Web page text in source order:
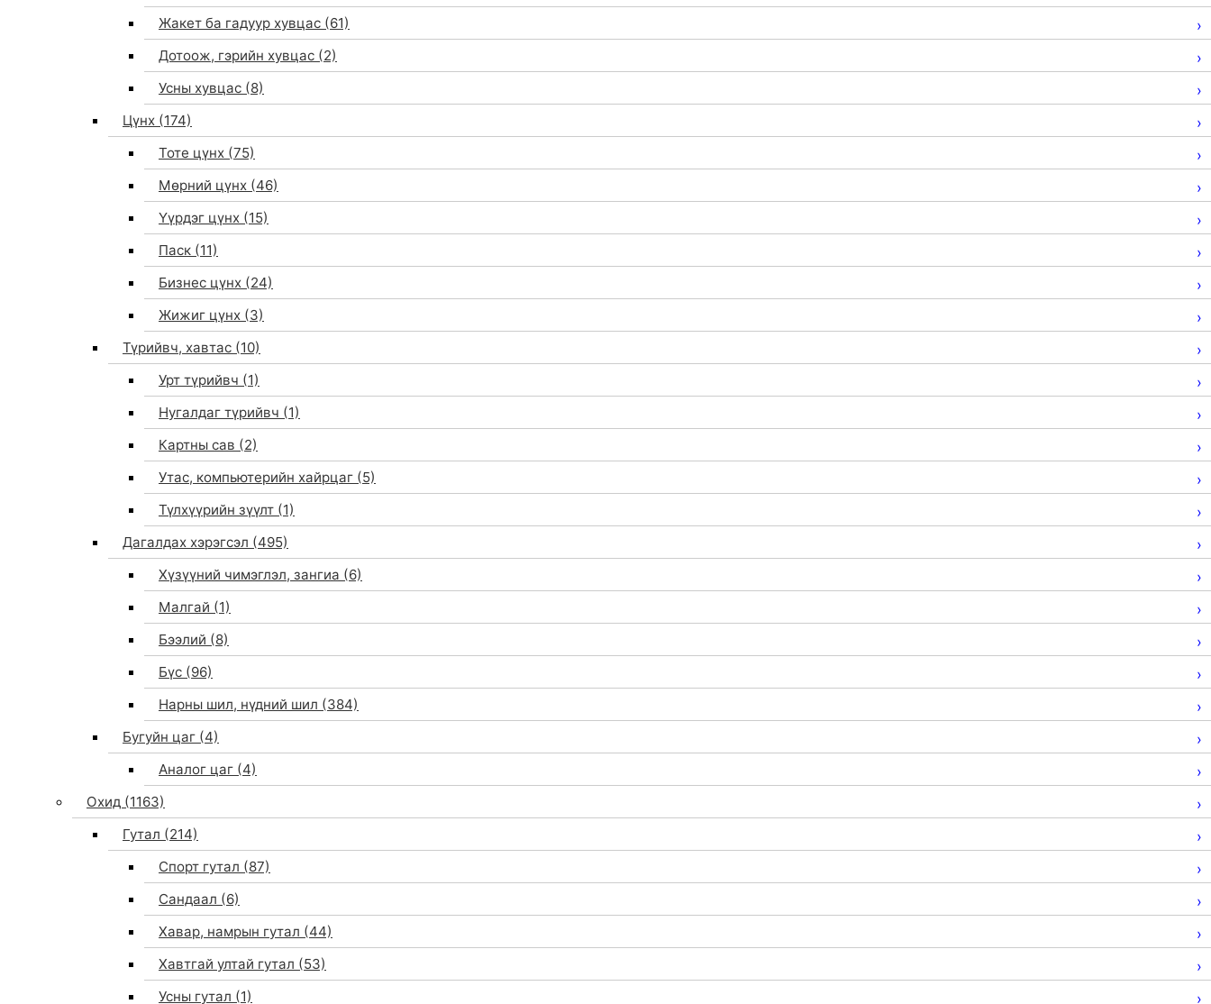
Жакет ба гадуур хувцас (61)
Дотоож, гэрийн хувцас (2)
Усны хувцас (8)
Цүнх (174)
Тоте цүнх (75)
Мөрний цүнх (46)
Үүрдэг цүнх (15)
Паск (11)
Бизнес цүнх (24)
Жижиг цүнх (3)
Түрийвч, хавтас (10)
Урт түрийвч (1)
Нугалдаг түрийвч (1)
Картны сав (2)
Утас, компьютерийн хайрцаг (5)
Түлхүүрийн зүүлт (1)
Дагалдах хэрэгсэл (495)
Хүзүүний чимэглэл, зангиа (6)
Малгай (1)
Бээлий (8)
Бүс (96)
Нарны шил, нүдний шил (384)
Бугуйн цаг (4)
Аналог цаг (4)
Охид (1163)
Гутал (214)
Спорт гутал (87)
Сандаал (6)
Хавар, намрын гутал (44)
Хавтгай ултай гутал (53)
Усны гутал (1)